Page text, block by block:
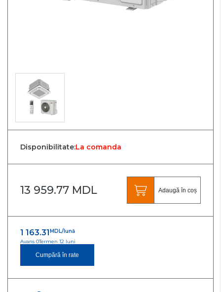
Disponibilitate:La comanda
13 959.77 MDL Adaugă în coș
1 163.31 MDL/lună
Avans 0Termen 12 luni
Cumpără în rate